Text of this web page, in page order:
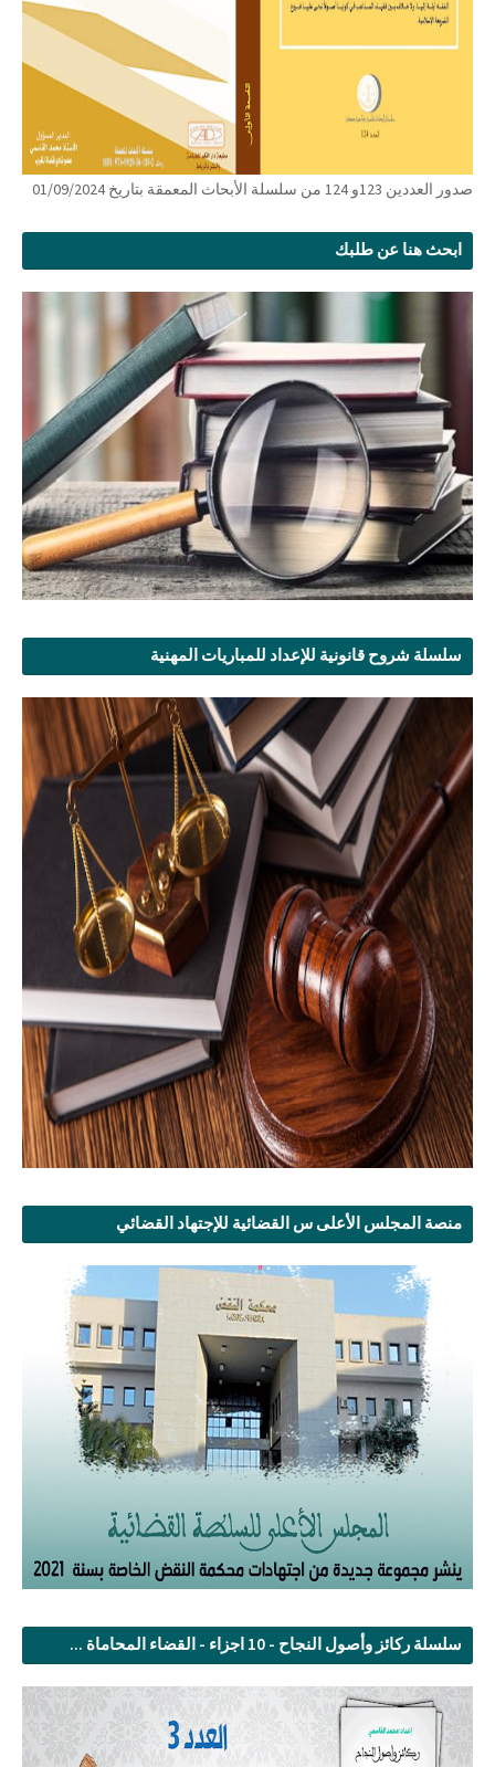
صدور العددين 123و 124 من سلسلة الأبحاث المعمقة بتاريخ 01/09/2024
ابحث هنا عن طلبك
سلسلة شروح قانونية للإعداد للمباريات المهنية
منصة المجلس الأعلى س القضائية للإجتهاد القضائي
سلسلة ركائز وأصول النجاح - 10 اجزاء - القضاء المحاماة ...